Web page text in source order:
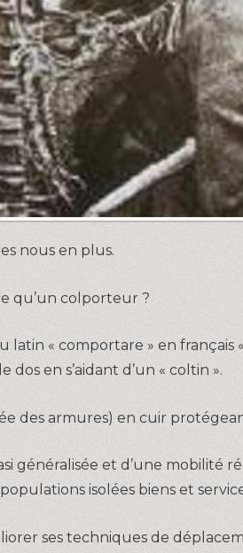
nous en plus.
qu’un colporteur ?
latin « comportare » en
en s’aidant d’un « coltin ».
des armures) en cuir
généralisée et d’une mobilité
isolées biens et
ses techniques de